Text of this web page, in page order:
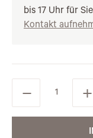
bis 17 Uhr für
Kontakt